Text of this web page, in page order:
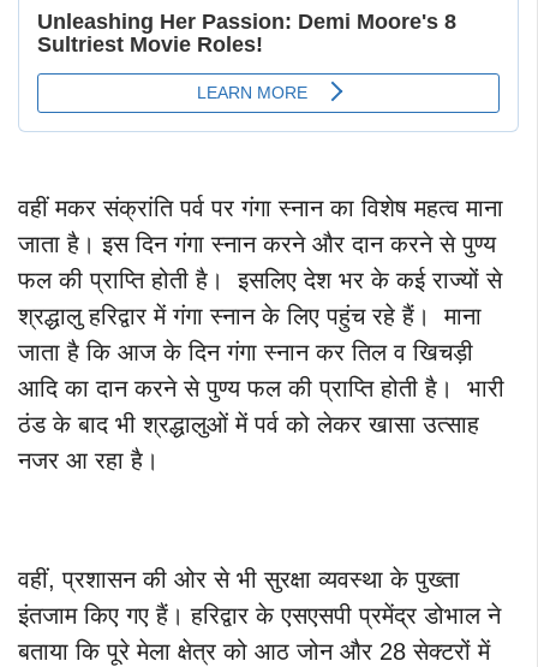
वहीं मकर संक्रांति पर्व पर गंगा स्नान का विशेष महत्व माना
जाता है। इस दिन गंगा स्नान करने और दान करने से पुण्य
फल की प्राप्ति होती है। इसलिए देश भर के कई राज्यों से
श्रद्धालु हरिद्वार में गंगा स्नान के लिए पहुंच रहे हैं। माना
जाता है कि आज के दिन गंगा स्नान कर तिल व खिचड़ी
आदि का दान करने से पुण्य फल की प्राप्ति होती है। भारी
ठंड के बाद भी श्रद्धालुओं में पर्व को लेकर खासा उत्साह
नजर आ रहा है।
वहीं, प्रशासन की ओर से भी सुरक्षा व्यवस्था के पुख्ता
इंतजाम किए गए हैं। हरिद्वार के एसएसपी प्रमेंद्र डोभाल ने
बताया कि पूरे मेला क्षेत्र को आठ जोन और 28 सेक्टरों में